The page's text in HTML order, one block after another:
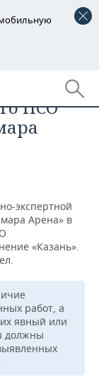
ПСО
экспертной
Арена» в
«Казань».
работ, а
явный или
должны